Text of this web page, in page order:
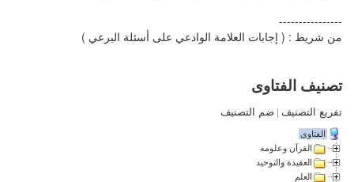
----------------
من شريط : ( إجابات العلامة الوادعي على أسئلة البرعي )
تصنيف الفتاوى
تفريع التصنيف | ضم التصنيف
الفتاوى
القرآن وعلومه
العقيدة والتوحيد
العلم